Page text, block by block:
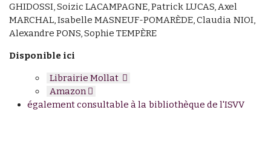
GHIDOSSI, Soizic LACAMPAGNE, Patrick LUCAS, Axel
MARCHAL, Isabelle MASNEUF-POMARÈDE, Claudia NIOI,
Alexandre PONS, Sophie TEMPÈRE
Disponible ici
Librairie Mollat
Amazon
également consultable à la bibliothèque de l'ISVV